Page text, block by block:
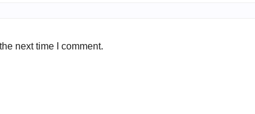
next time I comment.